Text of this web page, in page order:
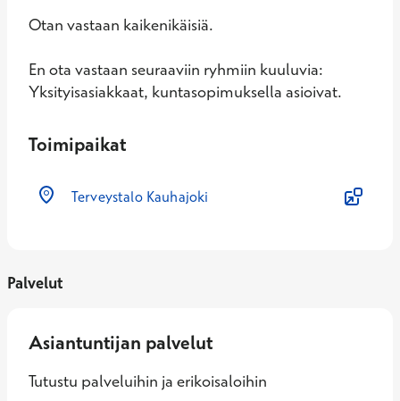
Otan vastaan kaikenikäisiä.
En ota vastaan seuraaviin ryhmiin kuuluvia:
Yksityisasiakkaat, kuntasopimuksella asioivat.
Toimipaikat
Terveystalo Kauhajoki
Palvelut
Asiantuntijan palvelut
Tutustu palveluihin ja erikoisaloihin